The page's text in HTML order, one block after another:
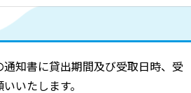
知書に貸出期間及び受取日時、受
いたします。